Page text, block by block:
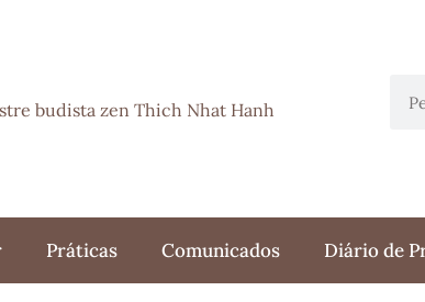
budista zen Thich Nhat Hanh
Práticas Comunicados Diário de